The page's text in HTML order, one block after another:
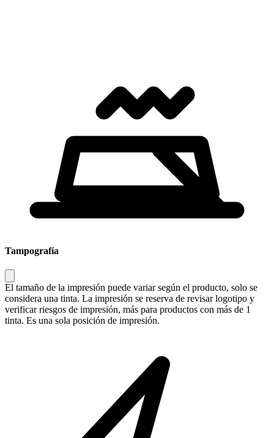
Tampografía
El tamaño de la impresión puede variar según el producto, solo se
considera una tinta. La impresión se reserva de revisar logotipo y
verificar riesgos de impresión, más para productos con más de 1
tinta. Es una sola posición de impresión.